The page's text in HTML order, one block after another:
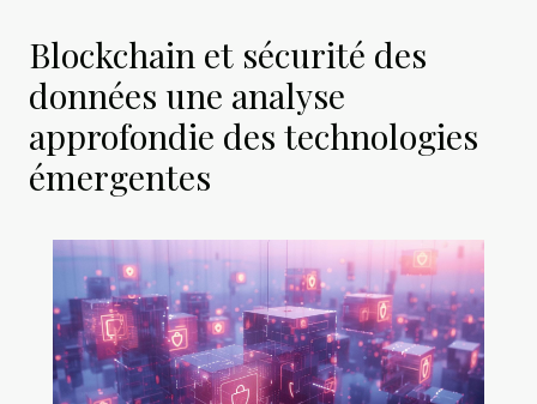
Blockchain et sécurité des
données une analyse
approfondie des technologies
émergentes